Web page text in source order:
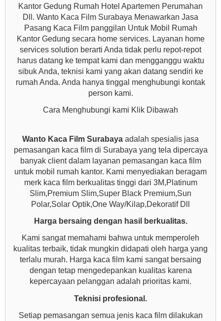
Kantor Gedung Rumah Hotel Apartemen Perumahan
Dll. Wanto Kaca Film Surabaya Menawarkan Jasa
Pasang Kaca Film panggilan Untuk Mobil Rumah
Kantor Gedung secara home services. Layanan home
services solution berarti Anda tidak perlu repot-repot
harus datang ke tempat kami dan mengganggu waktu
sibuk Anda, teknisi kami yang akan datang sendiri ke
rumah Anda. Anda hanya tinggal menghubungi kontak
person kami.
Cara Menghubungi kami Klik Dibawah
Wanto Kaca Film Surabaya adalah spesialis jasa
pemasangan kaca film di Surabaya yang tela dipercaya
banyak client dalam layanan pemasangan kaca film
untuk mobil rumah kantor. Kami menyediakan beragam
merk kaca film berkualitas tinggi dari 3M,Platinum
Slim,Premium Slim,Super Black Premium,Sun
Polar,Solar Optik,One Way/Kilap,Dekoratif Dll
Harga bersaing dengan hasil berkualitas.
Kami sangat memahami bahwa untuk memperoleh
kualitas terbaik, tidak mungkin didapati oleh harga yang
terlalu murah. Harga kaca film kami sangat bersaing
dengan tetap mengedepankan kualitas karena
kepercayaan pelanggan adalah prioritas kami.
Teknisi profesional.
Setiap pemasangan semua jenis kaca film dilakukan